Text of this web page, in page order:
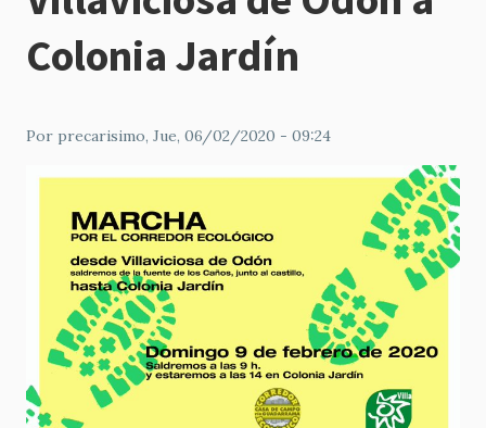
Colonia Jardín
Por precarisimo, Jue, 06/02/2020 - 09:24